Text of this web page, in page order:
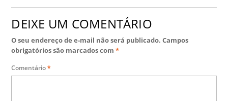
DEIXE UM COMENTÁRIO
O seu endereço de e-mail não será publicado. Campos
obrigatórios são marcados com*
Comentário*